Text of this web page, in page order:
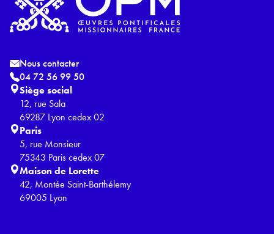
Nous contacter
04 72 56 99 50
Siège social
12, rue Sala
69287 Lyon cedex 02
Paris
5, rue Monsieur
75343 Paris cedex 07
Maison de Lorette
42, Montée Saint-Barthélemy
69005 Lyon